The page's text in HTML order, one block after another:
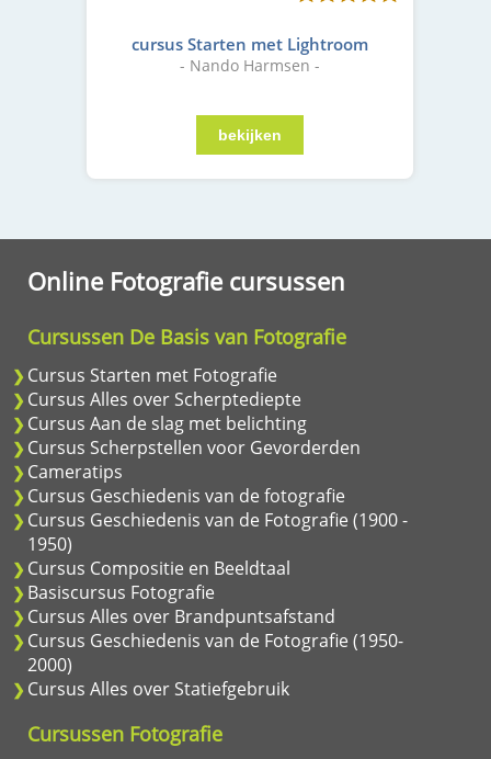
cursus Starten met Lightroom
- Nando Harmsen -
Online Fotografie cursussen
Cursussen De Basis van Fotografie
Cursus Starten met Fotografie
Cursus Alles over Scherptediepte
Cursus Aan de slag met belichting
Cursus Scherpstellen voor Gevorderden
Cameratips
Cursus Geschiedenis van de fotografie
Cursus Geschiedenis van de Fotografie (1900 -
1950)
Cursus Compositie en Beeldtaal
Basiscursus Fotografie
Cursus Alles over Brandpuntsafstand
Cursus Geschiedenis van de Fotografie (1950-
2000)
Cursus Alles over Statiefgebruik
Cursussen Fotografie